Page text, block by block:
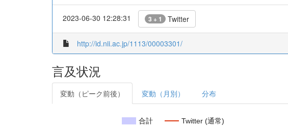
2023-06-30 12:28:31 3 + 1 Twitter
http://id.nii.ac.jp/1113/00003301/
言及状況
変動（ピーク前後） 変動（月別） 分布
合計 Twitter (通常)